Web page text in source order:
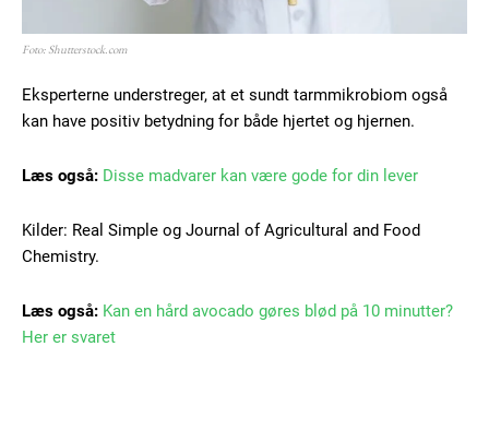
Foto: Shutterstock.com
Eksperterne understreger, at et sundt tarmmikrobiom også
kan have positiv betydning for både hjertet og hjernen.
Læs også: Disse madvarer kan være gode for din lever
Kilder: Real Simple og Journal of Agricultural and Food
Chemistry.
Læs også: Kan en hård avocado gøres blød på 10 minutter?
Her er svaret